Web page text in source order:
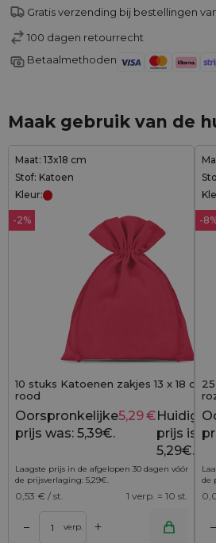
Gratis verzending bij bestellingen
100 dagen retourrecht
Betaalmethoden
Maak gebruik van de
Maat: 13x18 cm
Stof: Katoen
Kleur:
-2%
10 stuks Katoenen zakjes 13 x 18 cm -
rood
Oorspronkelijke
prijs was: 5,39€.
5,29€Huidige
prijs is:
5,29€.
Laagste prijs in de afgelopen 30 dagen vóór
de prijsverlaging: 5,29€
0,53 € / st. 1 verp. = 10 st.
– verp. +
-
de
–
Toevoegen aan winkelwagen